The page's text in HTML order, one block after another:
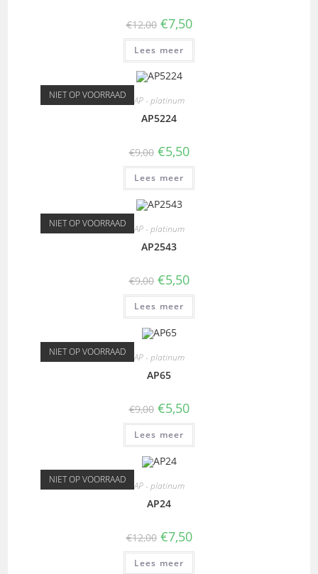
€12,00 €7,50
Lees meer
NIET OP VOORRAAD AP - platinum
AP5224
€9,00 €5,50
Lees meer
NIET OP VOORRAAD AP - platinum
AP2543
€9,00 €5,50
Lees meer
NIET OP VOORRAAD AP - platinum
AP65
€9,00 €5,50
Lees meer
NIET OP VOORRAAD AP - platinum
AP24
€12,00 €7,50
Lees meer